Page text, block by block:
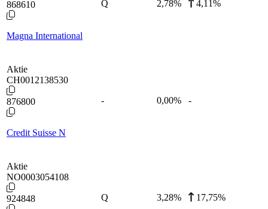
868610
Magna International
Q 2,78% 4,11%
Aktie
CH0012138530
876800
Credit Suisse N
- 0,00% -
Aktie
NO0003054108
924848 Q 3,28% 17,75%